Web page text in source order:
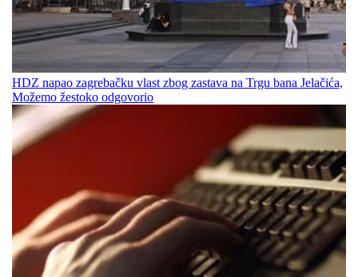
HDZ napao zagrebačku vlast zbog zastava na Trgu bana Jelačića,
Možemo žestoko odgovorio